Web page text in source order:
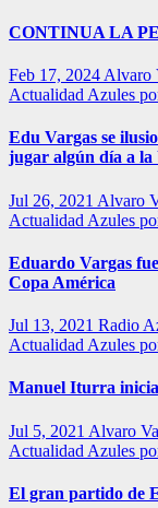
CONTINUA LA
Feb 17, 2024 Alvaro
Actualidad Azules
Edu Vargas se
jugar algún día a la
Jul 26, 2021 Alvaro
Actualidad Azules
Eduardo Vargas
Copa América
Jul 13, 2021 Radio
Actualidad Azules
Manuel Iturra
Jul 5, 2021 Alvaro
Actualidad Azules
El gran partido de